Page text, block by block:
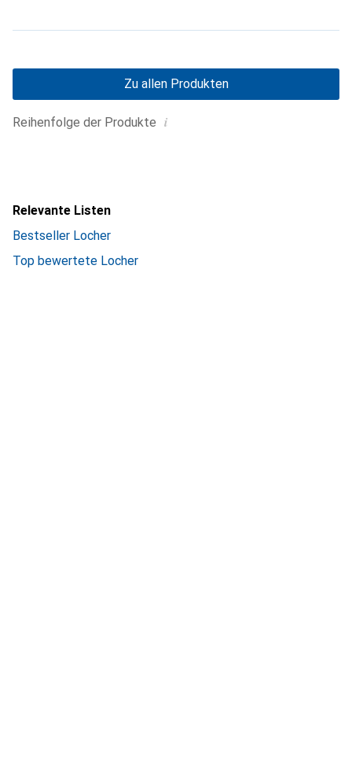
Reihenfolge der Produkte i
Zu allen Produkten
Relevante Listen
Bestseller Locher
Top bewertete Locher